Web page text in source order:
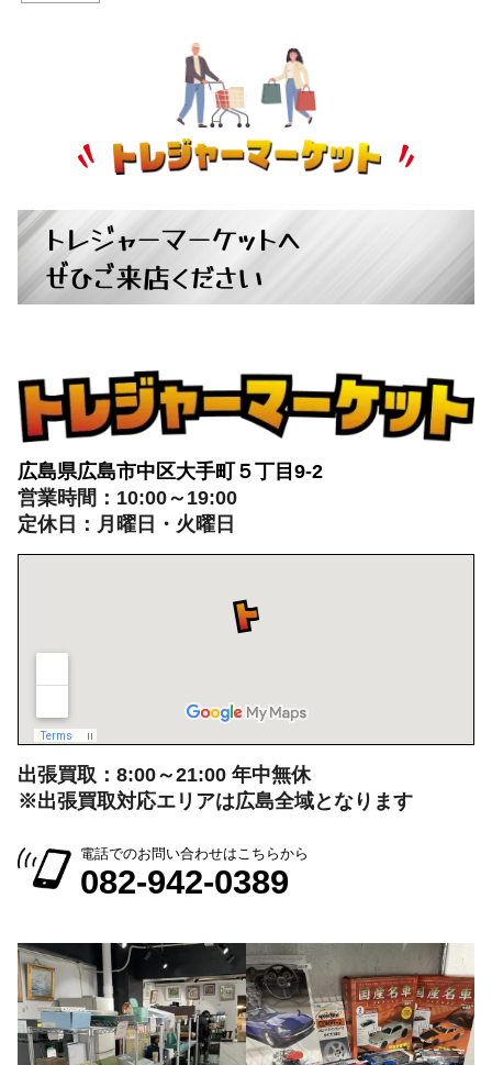
トレジャーマーケットへ
ぜひご来店ください
営業時間：10:00～19:00
定休日：月曜日・火曜日
出張買取：8:00～21:00 年中無休
電話でのお問い合わせはこちらから
082-942-0389